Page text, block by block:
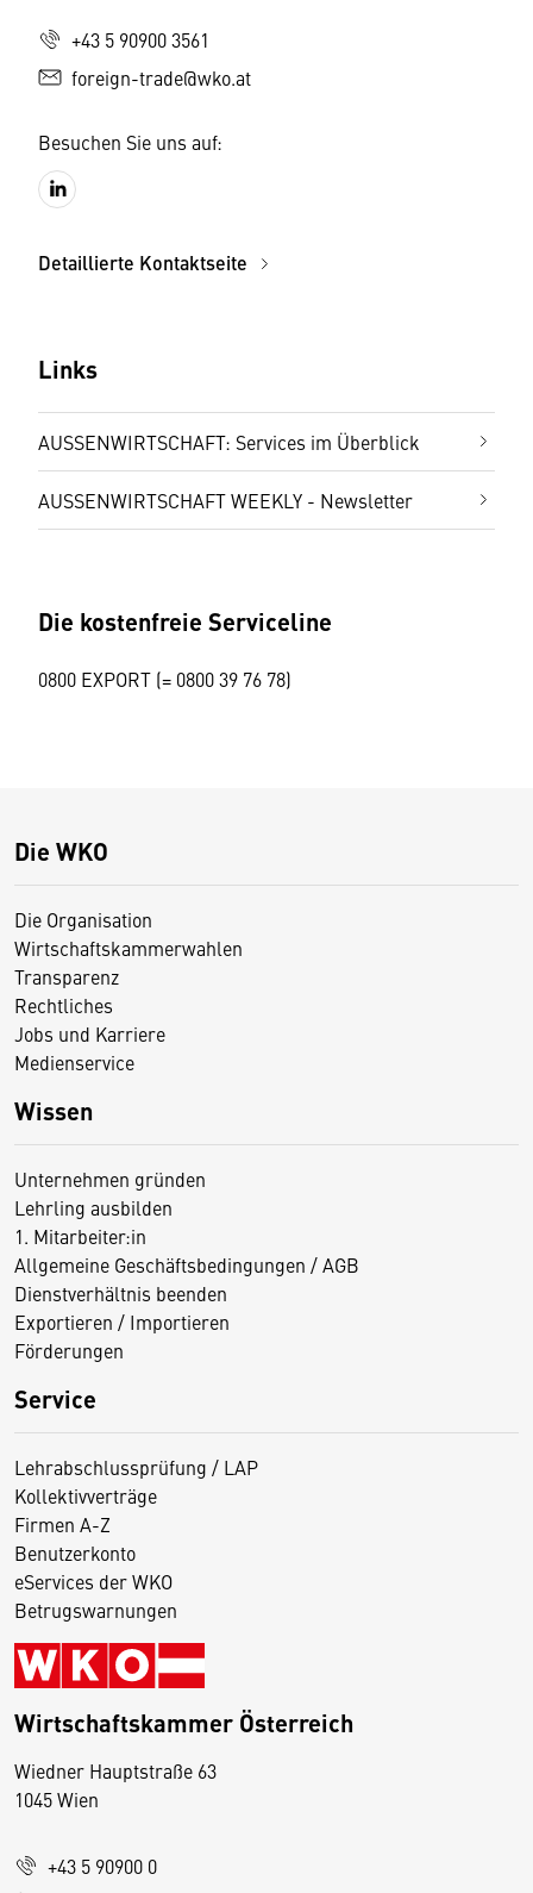
+43 5 90900 3561
foreign-trade@wko.at
Besuchen Sie uns auf:
Detaillierte Kontaktseite
Links
AUSSENWIRTSCHAFT: Services im Überblick
AUSSENWIRTSCHAFT WEEKLY - Newsletter
Die kostenfreie Serviceline
0800 EXPORT (= 0800 39 76 78)
Die WKO
Die Organisation
Wirtschaftskammerwahlen
Transparenz
Rechtliches
Jobs und Karriere
Medienservice
Wissen
Unternehmen gründen
Lehrling ausbilden
1. Mitarbeiter:in
Allgemeine Geschäftsbedingungen / AGB
Dienstverhältnis beenden
Exportieren / Importieren
Förderungen
Service
Lehrabschlussprüfung / LAP
Kollektivverträge
Firmen A-Z
Benutzerkonto
eServices der WKO
Betrugswarnungen
Wirtschaftskammer Österreich
Wiedner Hauptstraße 63
1045 Wien
+43 5 90900 0
D
s